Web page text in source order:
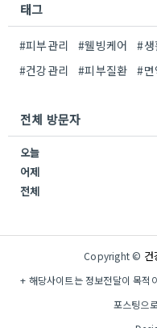
태그
#피부관리 #웰빙케어 #생
#건강관리
#피부질환 #면
전체 방문자
오늘
어제
전체
Copyright © 건
+ 해당사이트는 정보전달이 목적
포스팅으